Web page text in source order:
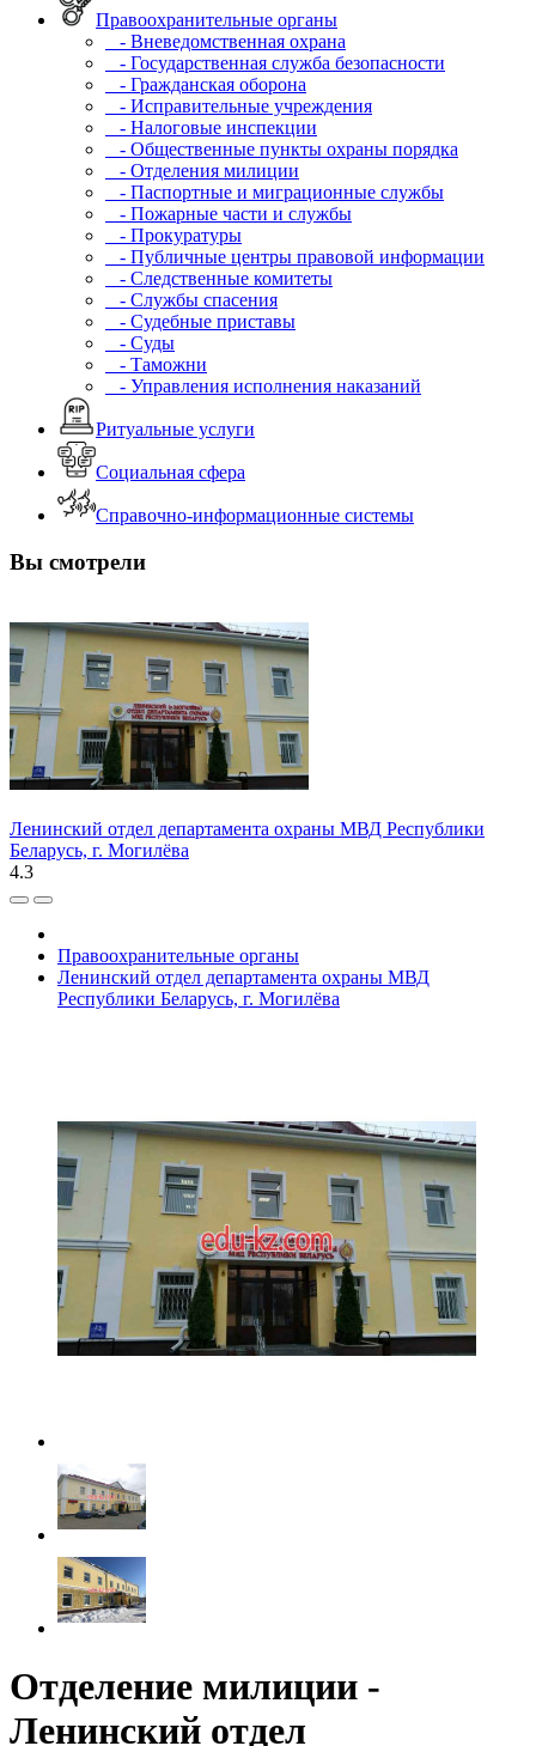
Правоохранительные органы
- Вневедомственная охрана
- Государственная служба безопасности
- Гражданская оборона
- Исправительные учреждения
- Налоговые инспекции
- Общественные пункты охраны порядка
- Отделения милиции
- Паспортные и миграционные службы
- Пожарные части и службы
- Прокуратуры
- Публичные центры правовой информации
- Следственные комитеты
- Службы спасения
- Судебные приставы
- Суды
- Таможни
- Управления исполнения наказаний
Ритуальные услуги
Социальная сфера
Справочно-информационные системы
Вы смотрели
Ленинский отдел департамента охраны МВД Республики
Беларусь, г. Могилёва
4.3
Правоохранительные органы
Ленинский отдел департамента охраны МВД
Республики Беларусь, г. Могилёва
Отделение милиции -
Ленинский отдел